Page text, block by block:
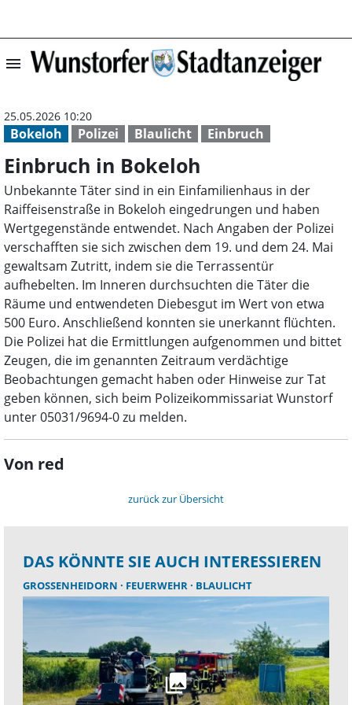
menu Einbruch in
Bokeloh Polizei Blaulicht Einbruch
25.05.2026 10:20
Einbruch in Bokeloh
Unbekannte Täter sind in ein Einfamilienhaus in der
Raiffeisenstraße in Bokeloh eingedrungen und haben
Wertgegenstände entwendet. Nach Angaben der Polizei
verschafften sie sich zwischen dem 19. und dem 24. Mai
gewaltsam Zutritt, indem sie die Terrassentür
aufhebelten. Im Inneren durchsuchten die Täter die
Räume und entwendeten Diebesgut im Wert von etwa
500 Euro. Anschließend konnten sie unerkannt flüchten.
Die Polizei hat die Ermittlungen aufgenommen und bittet
Zeugen, die im genannten Zeitraum verdächtige
Beobachtungen gemacht haben oder Hinweise zur Tat
geben können, sich beim Polizeikommissariat Wunstorf
unter 05031/9694-0 zu melden.
Von red
zurück zur Übersicht
DAS KÖNNTE SIE AUCH INTERESSIEREN
GROSSENHEIDORN FEUERWEHR BLAULICHT